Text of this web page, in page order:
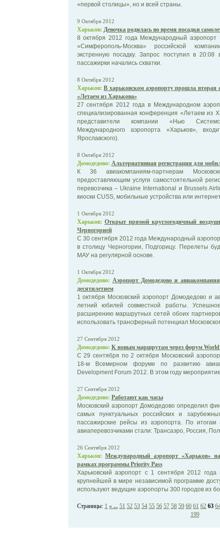
«первой столицы», но и всей страны.
9 Октября 2012
Харьков: Девочка родилась во время посадки
8 октября 2012 года Международный
«Симферополь-Москва» российской
экстренную посадку. Запрос поступил в
пассажирки начались схватки.
8 Октября 2012
Харьков: В харьковском аэропорту прошла вторая
«Летаем из Харькова»
27 сентября 2012 года в Международном
специализированная конференция «Летаем из
представители компании «Нью
Международного аэропорта «Харьков»,
Ярославского).
8 Октября 2012
Домодедово: Альтернативная регистрация для
К 36 авиакомпаниям-партнерам
предоставляющим услуги самостоятельной
перевозчика – Ukraine International и Brussels
киоски CUSS, мобильные устройства или
1 Октября 2012
Харьков: Открыт прямой круглогодичный
Черногорией
С 30 сентября 2012 года Международный
в столицу Черногории, Подгорицу. Перелеты
МАУ на регулярной основе.
1 Октября 2012
Домодедово: Аэропорт Домодедово и
десятилетием
1 октября Московский аэропорт Домодедово и
летний юбилей совместной работы. Успешное
расширению маршрутных сетей обоих
использовать трансферный потенциал
27 Сентября 2012
Домодедово: К новым маршрутам через форум World
С 29 сентября по 2 октября Московский
18-м Всемирном форуме по развитию
Development Forum 2012. В этом году
27 Сентября 2012
Домодедово: Работают как часы
Московский аэропорт Домодедово определил
самых пунктуальных российских и
пассажирские рейсы из аэропорта. По итогам
авиаперевозчиками стали: Трансаэро, Россия,
26 Сентября 2012
Харьков: Международный аэропорт «Харьков»
рамках программы Priority Pass
Харьковский аэропорт с 1 сентября 2012
крупнейшей в мире независимой программе
используют ведущие аэропорты 300 городов из
Страницы: 1 « ... 51 52 53 54 55 56 57 58 59 60 61 62 63
199